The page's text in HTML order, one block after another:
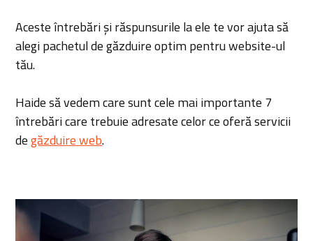
Aceste întrebări și răspunsurile la ele te vor ajuta să
alegi pachetul de găzduire optim pentru website-ul
tău.
Haide să vedem care sunt cele mai importante 7
întrebări care trebuie adresate celor ce oferă servicii
degăzduire web.